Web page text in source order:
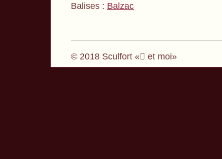
Balises : Balzac
© 2018 Sculfort « et moi»